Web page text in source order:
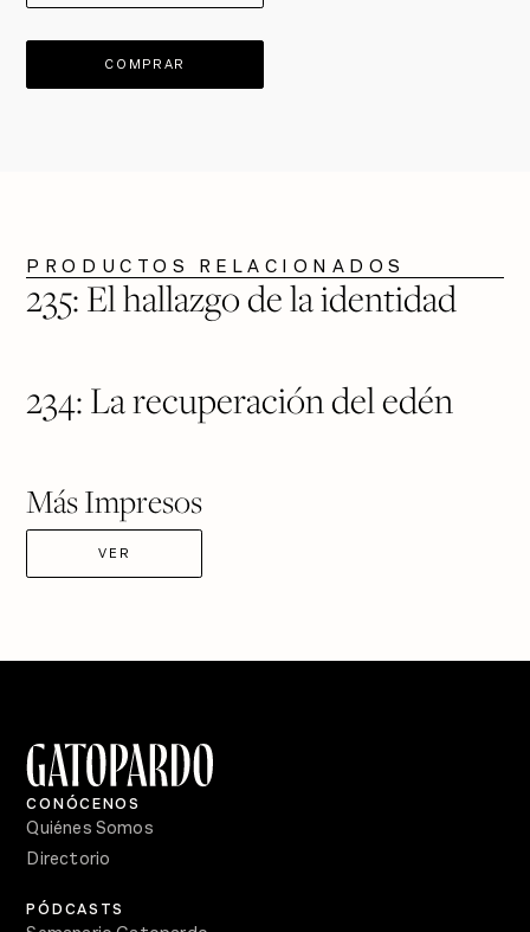
COMPRAR
PRODUCTOS RELACIONADOS
VER PRODUCTO $ 450
235: El hallazgo de la identidad
234: La recuperación del edén
Más Impresos
VER
CONÓCENOS
Quiénes Somos
Directorio
PÓDCASTS